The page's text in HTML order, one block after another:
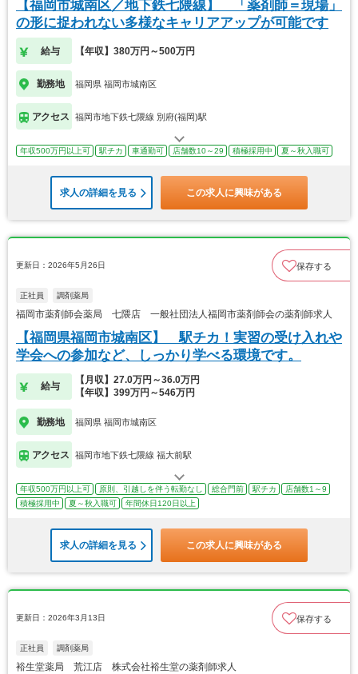
【福岡市城南区／地下鉄七隈線】 「薬剤師＝現場」
の形に捉われない多様なキャリアアップが可能です
給与 【年収】380万円～500万円
勤務地 福岡県 福岡市城南区
アクセス 福岡市地下鉄七隈線 別府(福岡)駅
年収500万円以上可 駅チカ 車通勤可 店舗数10～29 積極採用中 夏～秋入職可
求人の詳細を見る この求人に興味がある
更新日：2026年5月26日 保存する
正社員 調剤薬局
福岡市薬剤師会薬局 七隈店 一般社団法人福岡市薬剤師会の薬剤師求人
【福岡県福岡市城南区】 駅チカ！実習の受け入れや
学会への参加など、しっかり学べる環境です。
給与
【月収】27.0万円～36.0万円
【年収】399万円～546万円
勤務地 福岡県 福岡市城南区
アクセス 福岡市地下鉄七隈線 福大前駅
年収500万円以上可 原則、引越しを伴う転勤なし 総合門前 駅チカ
店舗数1～9
積極採用中
夏～秋入職可 年間休日120日以上
求人の詳細を見る この求人に興味がある
更新日：2026年3月13日 保存する
正社員 調剤薬局
裕生堂薬局 荒江店 株式会社裕生堂の薬剤師求人